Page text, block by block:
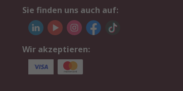
Sie finden uns auch auf:
Wir akzeptieren: